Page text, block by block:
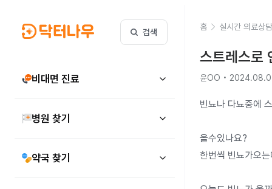
검색
비대면 진료
병원 찾기
약국 찾기
홈 실시간 의료상담
스트레스로
윤OO •
빈뇨나 다뇨중에
올수있나요?
한번씩 빈뇨가오